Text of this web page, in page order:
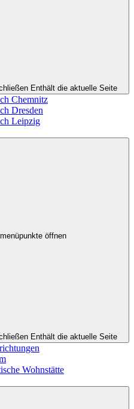
Enthält die aktuelle Seite
Chemnitz
Dresden
Leipzig
öffnen
Enthält die aktuelle Seite
Wohnstätte